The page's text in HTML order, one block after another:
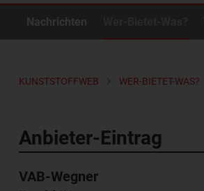
Nachrichten
KUNSTSTOFFWEB WER-BIETET-WAS?
Anbieter-Eintrag
VAB-Wegner